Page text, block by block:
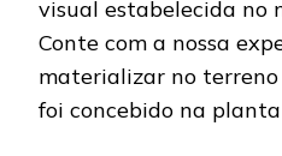
visual estabelecida no
Conte com a nossa
materializar no
foi concebido na